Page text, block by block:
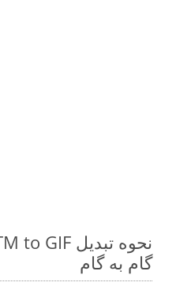
گام به گام